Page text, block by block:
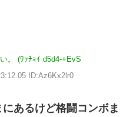
。 (ﾜｯﾁｮｲ d5d4-+EvS
ID:Az6Kx2lr0
あるけど格闘コンボま